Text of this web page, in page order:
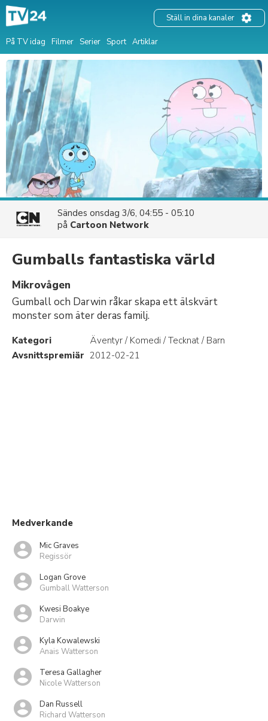
På TV idag Filmer Serier Sport Artiklar
Ställ in dina kanaler
Sändes onsdag 3/6, 04:55 - 05:10
på Cartoon Network
Gumballs fantastiska värld
Mikrovågen
Gumball och Darwin råkar skapa ett älskvärt
monster som äter deras familj.
Kategori
Äventyr / Komedi / Tecknat / Barn
Avsnittspremiär 2012-02-21
Medverkande
Mic Graves
Regissör
Logan Grove
Gumball Watterson
Kwesi Boakye
Darwin
Kyla Kowalewski
Anais Watterson
Teresa Gallagher
Nicole Watterson
Dan Russell
Richard Watterson